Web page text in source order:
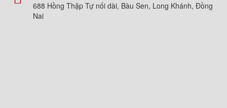
688 Hồng Thập Tự nối dài, Bàu Sen, Long Khánh, Đồng
Nai